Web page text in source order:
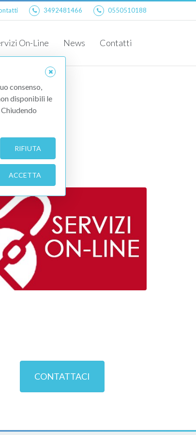
3492481466 0550510188
On-Line News Contatti
CONTATTACI
consenso,
disponibili le
RIFIUTA
ACCETTA